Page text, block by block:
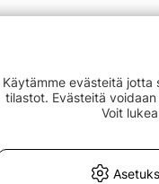
Käytämme evästeitä jotta
tilastot. Evästeitä
Voit